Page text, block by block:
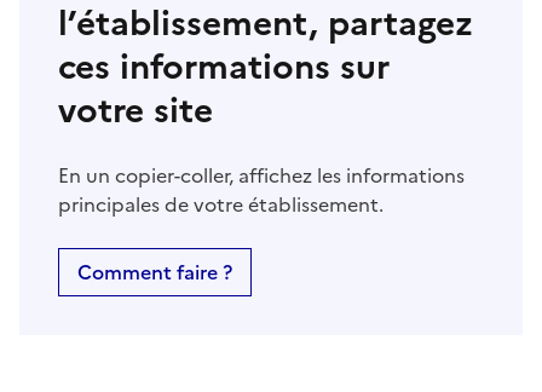
l’établissement, partagez
ces informations sur
votre site
En un copier-coller, affichez les informations
principales de votre établissement.
Comment faire ?